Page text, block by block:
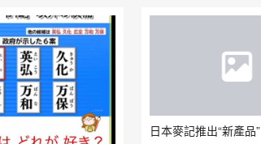
日本麥記推出“新產品”